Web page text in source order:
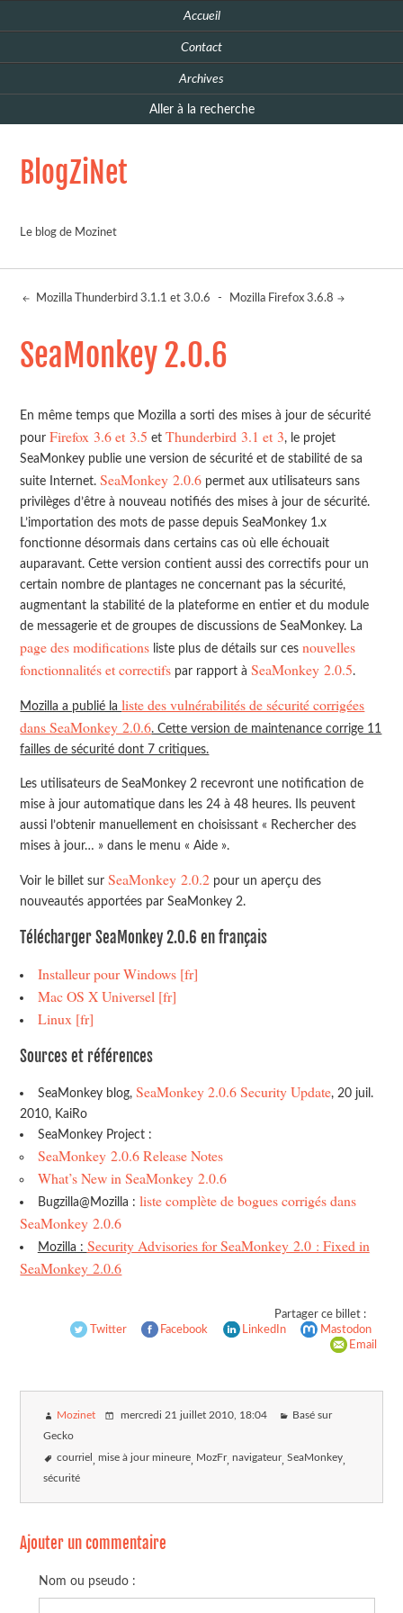
Accueil
Contact
Archives
Aller à la recherche
BlogZiNet
Le blog de Mozinet
Mozilla Thunderbird 3.1.1 et 3.0.6 - Mozilla Firefox 3.6.8
SeaMonkey 2.0.6
En même temps que Mozilla a sorti des mises à jour de sécurité
pour Firefox 3.6 et 3.5 etThunderbird 3.1 et 3, le projet
SeaMonkey publie une version de sécurité et de stabilité de sa
suite Internet.SeaMonkey 2.0.6 permet aux utilisateurs sans
privilèges d’être à nouveau notifiés des mises à jour de sécurité.
L’importation des mots de passe depuis SeaMonkey 1.x
fonctionne désormais dans certains cas où elle échouait
auparavant. Cette version contient aussi des correctifs pour un
certain nombre de plantages ne concernant pas la sécurité,
augmentant la stabilité de la plateforme en entier et du module
de messagerie et de groupes de discussions de SeaMonkey. La
page des modifications liste plus de détails sur cesnouvelles
fonctionnalités et correctifs par rapport àSeaMonkey 2.0.5.
Mozilla a publié laliste des vulnérabilités de sécurité corrigées
dans SeaMonkey 2.0.6. Cette version de maintenance corrige 11
failles de sécurité dont 7 critiques.
Les utilisateurs de SeaMonkey 2 recevront une notification de
mise à jour automatique dans les 24 à 48 heures. Ils peuvent
aussi l’obtenir manuellement en choisissant « Rechercher des
mises à jour… » dans le menu « Aide ».
Voir le billet surSeaMonkey 2.0.2 pour un aperçu des
nouveautés apportées par SeaMonkey 2.
Télécharger SeaMonkey 2.0.6 en français
Installeur pour Windows [fr]
Mac OS X Universel [fr]
Linux [fr]
Sources et références
SeaMonkey blog, SeaMonkey 2.0.6 Security Update, 20 juil.
2010, KaiRo
SeaMonkey Project :
SeaMonkey 2.0.6 Release Notes
What’s New in SeaMonkey 2.0.6
Bugzilla@Mozilla : liste complète de bogues corrigés dans
SeaMonkey 2.0.6
Mozilla : Security Advisories for SeaMonkey 2.0 : Fixed in
SeaMonkey 2.0.6
Partager ce billet :
Twitter
Facebook LinkedIn
Mastodon
Email
Mozinet mercredi 21 juillet 2010 , 18:04 Basé sur
Gecko
courriel mise à jour mineure MozFr navigateur SeaMonkey
sécurité
Ajouter un commentaire
Nom ou pseudo :